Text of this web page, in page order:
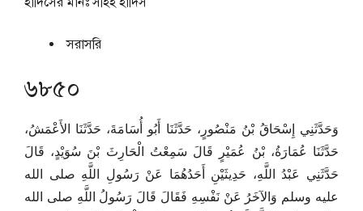
সরাসরি
৬৮৫০
وَحَدَّثَنِي إِسْحَاقُ بْنُ مَنْصُورٍ، حَدَّثَنَا أَبُو أُسَامَةَ، حَدَّثَنَا الأَعْمَشُ،
حَدَّثَنَا عُمَارَةُ، بْنُ عُمَيْرٍ قَالَ سَمِعْتُ الْحَارِثَ بْنَ سُوَيْدٍ، قَالَ
حَدَّثَنِي عَبْدُ اللَّهِ، حَدِيثَيْنِ أَحَدُهُمَا عَنْ رَسُولِ اللَّهِ صلى الله
عليه وسلم وَالآخَرُ عَنْ نَفْسِهِ فَقَالَ قَالَ رَسُولُ اللَّهِ صلى الله